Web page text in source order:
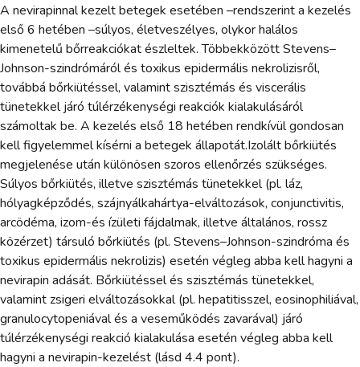
A nevirapinnal kezelt betegek esetében –rendszerint a kezelés
első 6 hetében –súlyos, életveszélyes, olykor halálos
kimenetelű bőrreakciókat észleltek. Többekközött Stevens–
Johnson-szindrómáról és toxikus epidermális nekrolizisről,
továbbá bőrkiütéssel, valamint szisztémás és viscerális
tünetekkel járó túlérzékenységi reakciók kialakulásáról
számoltak be. A kezelés első 18 hetében rendkívül gondosan
kell figyelemmel kísérni a betegek állapotát.Izolált bőrkiütés
megjelenése után különösen szoros ellenőrzés szükséges.
Súlyos bőrkiütés, illetve szisztémás tünetekkel (pl. láz,
hólyagképződés, szájnyálkahártya-elváltozások, conjunctivitis,
arcödéma, izom-és ízületi fájdalmak, illetve általános, rossz
közérzet) társuló bőrkiütés (pl. Stevens–Johnson-szindróma és
toxikus epidermális nekrolizis) esetén végleg abba kell hagyni a
nevirapin adását. Bőrkiütéssel és szisztémás tünetekkel,
valamint zsigeri elváltozásokkal (pl. hepatitisszel, eosinophiliával,
granulocytopeniával és a veseműködés zavarával) járó
túlérzékenységi reakció kialakulása esetén végleg abba kell
hagyni a nevirapin-kezelést (lásd 4.4 pont).